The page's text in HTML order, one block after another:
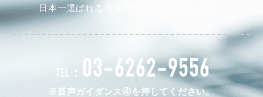
日本一選ばれる賃貸管理会社を目指します。
TEL： 03-6262-9556
※音声ガイダンス④を押してください。